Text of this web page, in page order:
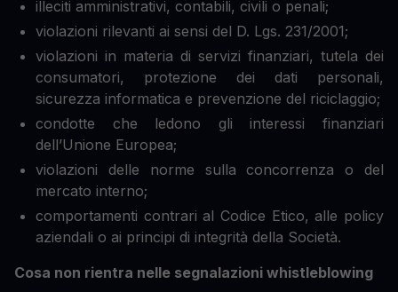
illeciti amministrativi, contabili, civili o penali;
violazioni rilevanti ai sensi del D. Lgs. 231/2001;
violazioni in materia di servizi finanziari, tutela dei
consumatori, protezione dei dati personali,
sicurezza informatica e prevenzione del riciclaggio;
condotte che ledono gli interessi finanziari
dell’Unione Europea;
violazioni delle norme sulla concorrenza o del
mercato interno;
comportamenti contrari al Codice Etico, alle policy
aziendali o ai principi di integrità della Società.
Cosa non rientra nelle segnalazioni whistleblowing